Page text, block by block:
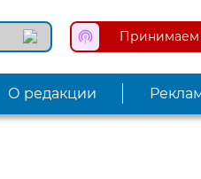
Принимаем
О редакции